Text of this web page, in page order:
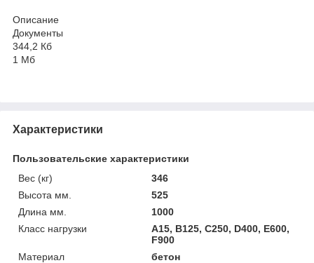
Описание
Документы
344,2 Кб
1 Мб
Характеристики
Пользовательские характеристики
Вес (кг)
346
Высота мм.
525
Длина мм.
1000
Класс нагрузки
A15, B125, C250, D400, E600,
F900
Материал
бетон